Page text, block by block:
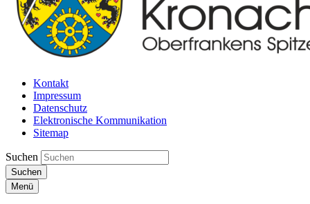
Kontakt
Impressum
Datenschutz
Elektronische Kommunikation
Sitemap
Suchen
Suchen
Menü